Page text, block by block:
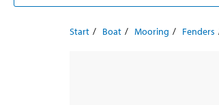
Start Boat Mooring Fenders